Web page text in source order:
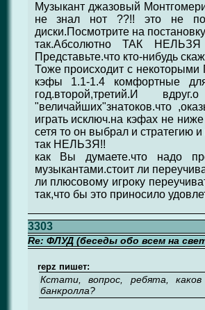
Музыкант джазовый
не знал нот ??!! это не
диски.Посмотрите на
так.Абсолютно ТАК
Представьте.что кто-нибудь
Тоже происходит с некоторыми
кэфы 1.1-1.4 комфортные для
год.второй,третий.И
"величайших"знатоков.что
играть исключ.на кэфах не
сетя то он выбрал и стратегию
так НЕЛЬЗЯ!!
как Вы думаете.что надо
музыкантами.стоит ли
ли плюсовому игроку
так,что бы это приносило
3303
Re: ФЛУД (беседы обо всем на
repz пишет:
Кстати, вопрос, ребята,
банкролла?